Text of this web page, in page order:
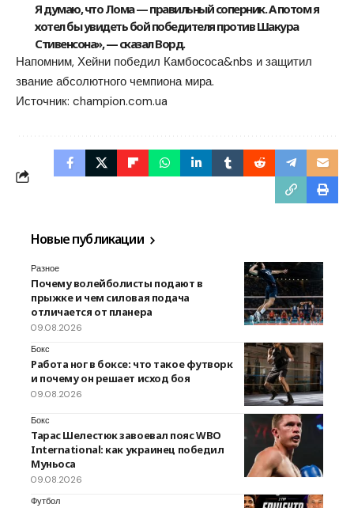
Я думаю, что Лома — правильный соперник. А потом я
хотел бы увидеть бой победителя против Шакура
Стивенсона», — сказал Ворд.
Напомним, Хейни победил Камбососа&nbs и защитил
звание абсолютного чемпиона мира.
Источник: champion.com.ua
Новые публикации
Разное
Почему волейболисты подают в
прыжке и чем силовая подача
отличается от планера
09.08.2026
Бокс
Работа ног в боксе: что такое футворк
и почему он решает исход боя
09.08.2026
Бокс
Тарас Шелестюк завоевал пояс WBO
International: как украинец победил
Муньоса
09.08.2026
Футбол